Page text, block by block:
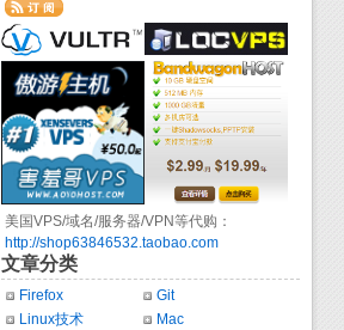
美国VPS/域名/服务器/VPN等代购：
http://shop63846532.taobao.com
文章分类
Firefox
Git
Linux技术
Mac